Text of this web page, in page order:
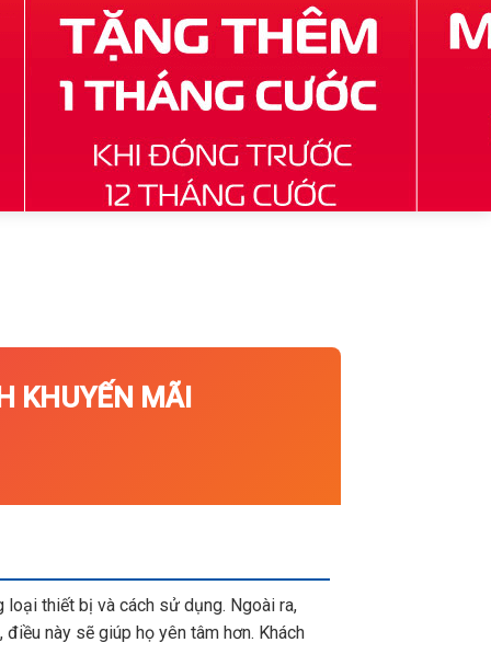
KHUYẾN MÃI
thiết bị và cách sử dụng. Ngoài ra,
này sẽ giúp họ yên tâm hơn. Khách